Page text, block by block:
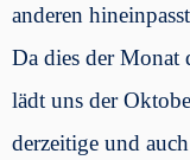
anderen
Da dies der Monat
lädt uns der
derzeitige und